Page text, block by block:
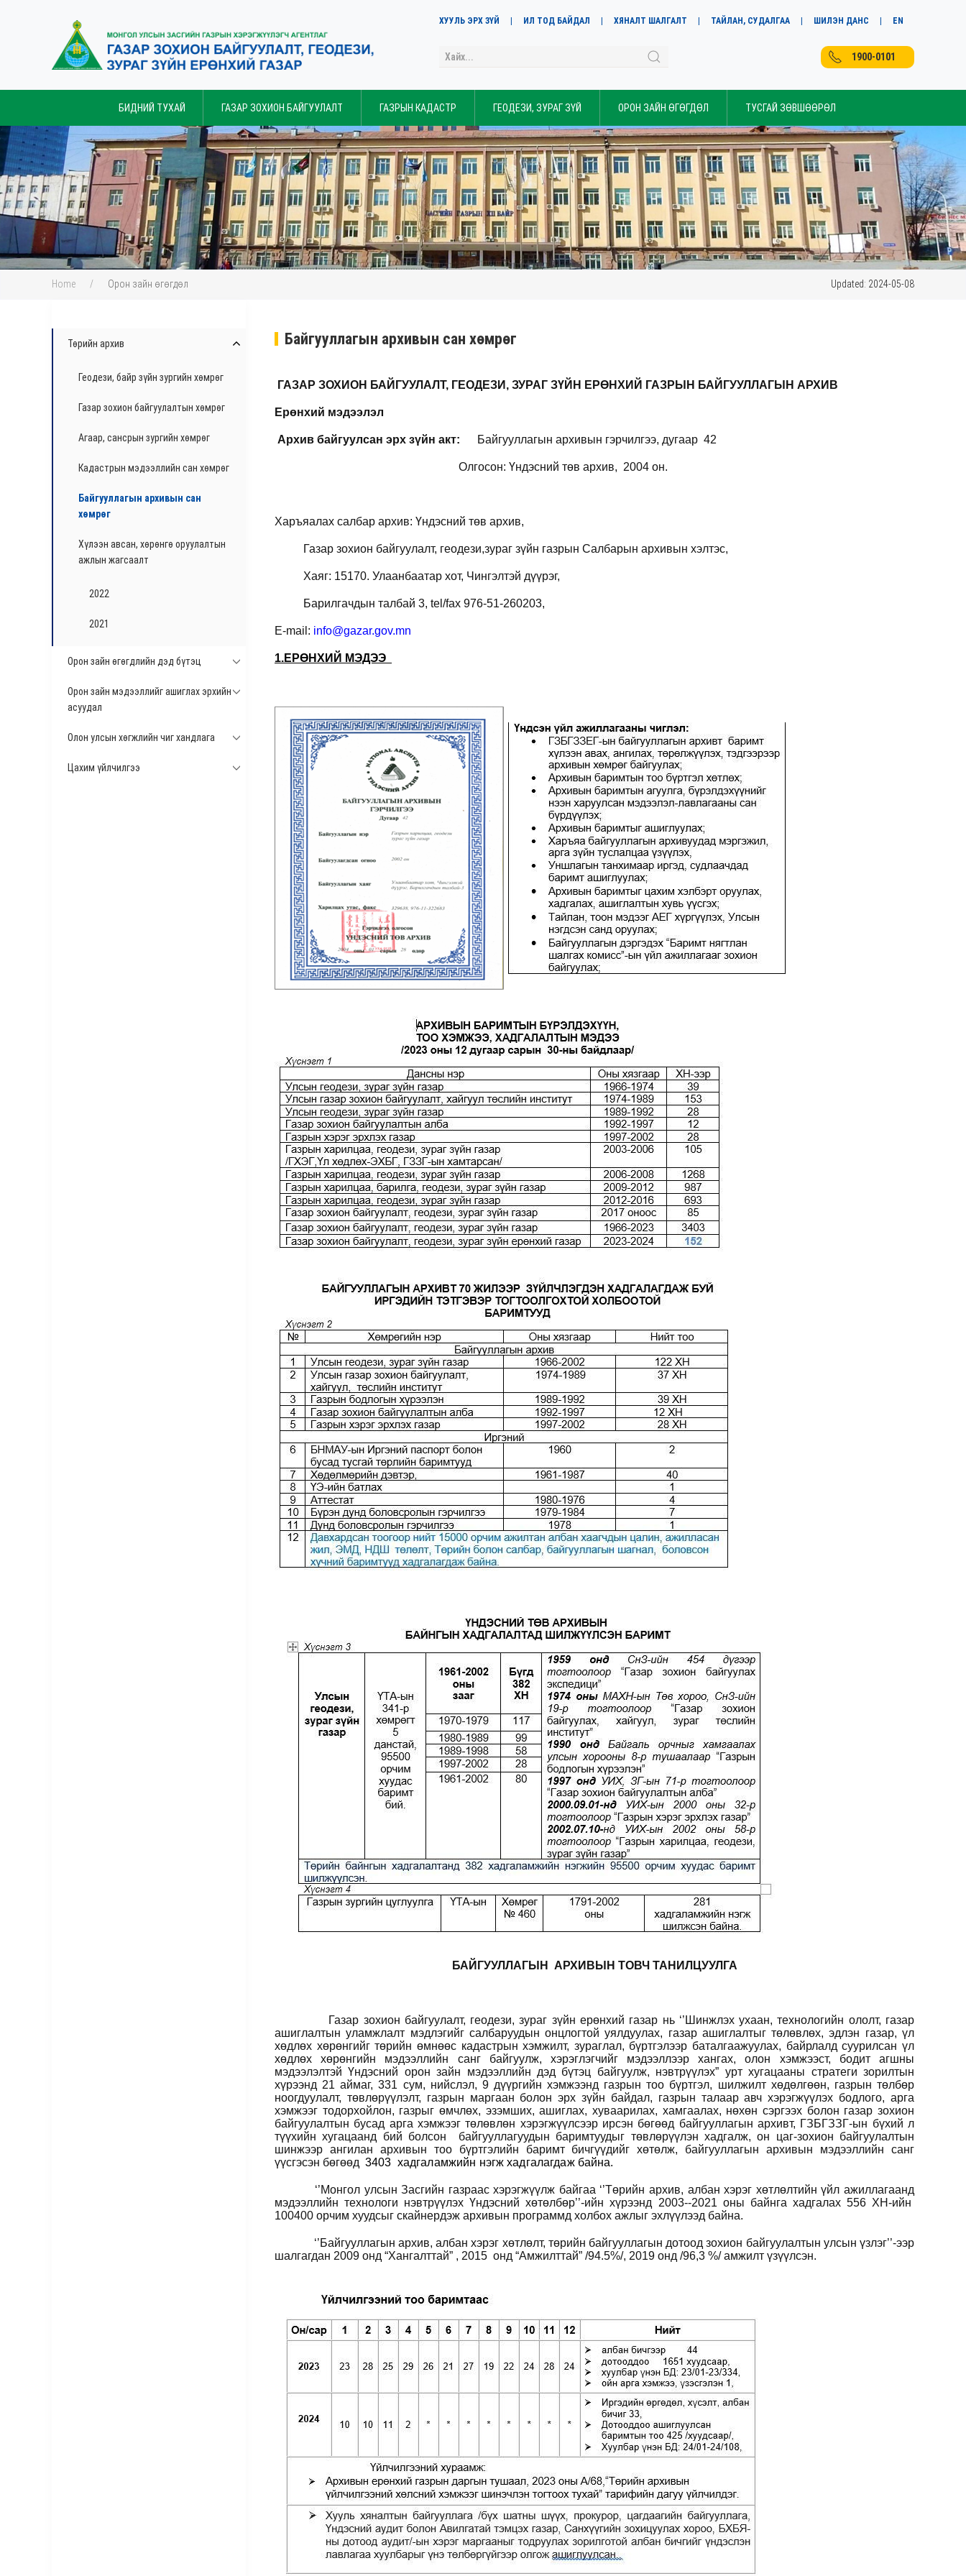
ХУУЛЬ ЭРХ ЗҮЙ ИЛ ТОД БАЙДАЛ ХЯНАЛТ ШАЛГАЛТ ТАЙЛАН, СУДАЛГАА ШИЛЭН ДАНС EN
1900-0101
БИДНИЙ ТУХАЙ ГАЗАР ЗОХИОН БАЙГУУЛАЛТ ГАЗРЫН КАДАСТР ГЕОДЕЗИ, ЗУРАГ ЗҮЙ ОРОН ЗАЙН ӨГӨГДӨЛ ТУСГАЙ ЗӨВШӨӨРӨЛ
Home Орон зайн өгөгдөл Updated: 2024-05-08
Төрийн архив
Геодези, байр зүйн зургийн хөмрөг
Газар зохион байгуулалтын хөмрөг
Агаар, сансрын зургийн хөмрөг
Кадастрын мэдээллийн сан хөмрөг
Байгууллагын архивын сан
хөмрөг
Хүлээн авсан, хөрөнгө оруулалтын
ажлын жагсаалт
2022
2021
Орон зайн өгөгдлийн дэд бүтэц
Орон зайн мэдээллийг ашиглах эрхийн
асуудал
Олон улсын хөгжлийн чиг хандлага
Цахим үйлчилгээ
Байгууллагын архивын сан хөмрөг
ГАЗАР ЗОХИОН БАЙГУУЛАЛТ, ГЕОДЕЗИ, ЗУРАГ ЗҮЙН ЕРӨНХИЙ ГАЗРЫН БАЙГУУЛЛАГЫН АРХИВ
Ерөнхий мэдээлэл
Архив байгуулсан эрх зүйн акт: Байгууллагын архивын гэрчилгээ, дугаар 42
Олгосон: Үндэсний төв архив, 2004 он.
Харъяалах салбар архив: Үндэсний төв архив,
Газар зохион байгуулалт, геодези,зураг зүйн газрын Салбарын архивын хэлтэс,
Хаяг: 15170. Улаанбаатар хот, Чингэлтэй дүүрэг,
Барилгачдын талбай 3, tel/fax 976-51-260203,
E-mail: info@gazar.gov.mn
1.ЕРӨНХИЙ МЭДЭЭ
БАЙГУУЛЛАГЫН АРХИВЫН ТОВЧ ТАНИЛЦУУЛГА
Газар зохион байгуулалт, геодези, зураг зүйн ерөнхий газар нь ‘’ Шинжлэх ухаан, технологийн ололт, газар
ашиглалтын уламжлалт мэдлэгийг салбаруудын онцлогтой уялдуулах, газар ашиглалтыг төлөвлөх, эдлэн газар, үл
хөдлөх хөрөнгийг төрийн өмнөөс кадастрын хэмжилт, зураглал, бүртгэлээр баталгаажуулах, байрлалд суурилсан үл
хөдлөх хөрөнгийн мэдээллийн санг байгуулж, хэрэглэгчийг мэдээллээр хангах,
олон хэмжээст, бодит агшны
мэдээлэлтэй Үндэсний орон зайн мэдээллийн дэд бүтэц байгуулж, нэвтрүүлэх” урт хугацааны стратеги зорилтын
хүрээнд 21 аймаг, 331 сум, нийслэл, 9 дүүргийн хэмжээнд газрын тоо бүртгэл, шилжилт хөдөлгөөн, газрын төлбөр
ноогдуулалт, төвлөрүүлэлт, газрын маргаан болон эрх зүйн байдал, газрын талаар авч хэрэгжүүлэх бодлого, арга
хэмжээг тодорхойлон, газрыг өмчлөх, эзэмших, ашиглах, хуваарилах, хамгаалах, нөхөн сэргээх болон газар зохион
байгуулалтын бусад арга хэмжээг төлөвлөн хэрэгжүүлсээр ирсэн бөгөөд байгууллагын архивт, ГЗБГЗЗГ-ын бүхий л
түүхийн хугацаанд бий болсон байгууллагуудын баримтуудыг төвлөрүүлэн хадгалж, он цаг-зохион байгуулалтын
шинжээр ангилан архивын тоо бүртгэлийн баримт бичгүүдийг хөтөлж, байгууллагын архивын мэдээллийн санг
үүсгэсэн бөгөөд 3403 хадгаламжийн нэгж хадгалагдаж байна.
‘’Монгол улсын Засгийн газраас хэрэгжүүлж байгаа ‘’Төрийн архив, албан хэрэг хөтлөлтийн үйл ажиллагаанд
мэдээллийн технологи нэвтрүүлэх Үндэсний хөтөлбөр’’-ийн хүрээнд 2003--2021 оны байнга хадгалах 556 ХН-ийн
100400 орчим хуудсыг скайнердэж архивын программд холбох ажлыг эхлүүлээд байна.
‘’Байгууллагын архив, албан хэрэг хөтлөлт, төрийн байгууллагын дотоод зохион байгуулалтын улсын үзлэг’’-ээр
шалгагдан 2009 онд “Хангалттай” , 2015 онд “Амжилттай” /94.5%/, 2019 онд /96,3 %/ амжилт үзүүлсэн.